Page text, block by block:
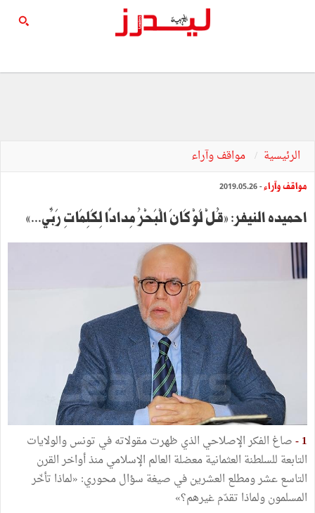
الرئيسية مواقف وآراء
مواقف وآراء- 2019.05.26
احميده النيفر: »قُلْ لَوْ كَانَ الْبَحْرُ مِدادًا لِكَلِمَاتِ رَبِّي...«
1 - صاغ الفكر الإصلاحي الذي ظهرت مقولاته في تونس والولايات
التابعة للسلطنة العثمانية معضلة العالم الإسلامي منذ أواخر القرن
التاسع عشر ومطلع العشرين في صيغة سؤال محوري: «لماذا تأخّر
المسلمون ولماذا تقدّم غيرهم؟»